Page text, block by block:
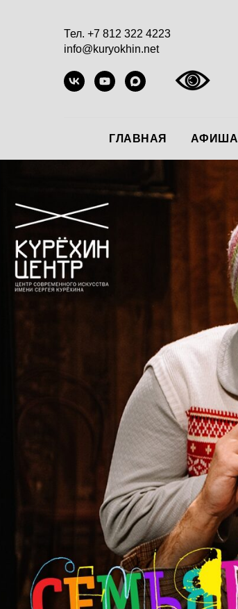
Тел. +7 812 322 4223
info@kuryokhin.net
ГЛАВНАЯ АФИША